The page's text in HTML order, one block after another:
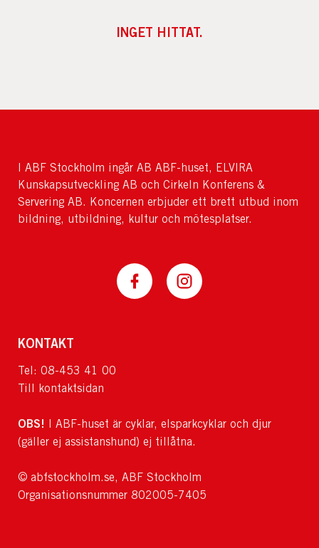
INGET HITTAT.
I ABF Stockholm ingår AB ABF-huset, ELVIRA
Kunskapsutveckling AB och Cirkeln Konferens &
Servering AB. Koncernen erbjuder ett brett utbud inom
bildning, utbildning, kultur och mötesplatser.
KONTAKT
Tel: 08-453 41 00
Till kontaktsidan
OBS! I ABF-huset är cyklar, elsparkcyklar och djur
(gäller ej assistanshund) ej tillåtna.
© abfstockholm.se, ABF Stockholm
Organisationsnummer 802005-7405